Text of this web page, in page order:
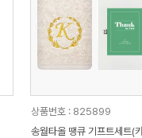
상품번호 : 825899
송월타올 땡큐 기프트세트(